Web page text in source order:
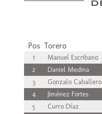
Pos Torero
1 Manuel Escribano
2
Daniel Medina
3
Gonzalo Caballero
4
Jiménez Fortes
5
Curro Díaz